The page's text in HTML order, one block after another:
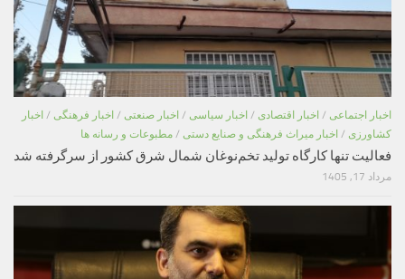
اخبار اجتماعی / اخبار اقتصادی / اخبار سیاسی / اخبار صنعتی / اخبار فرهنگی / اخبار
کشاورزی / اخبار میراث فرهنگی و صنایع دستی / مطبوعات و رسانه ها
فعالیت تنها کارگاه تولید تخم‌نوغان شمال شرق کشور از سرگرفته شد
مرداد 17, 1405